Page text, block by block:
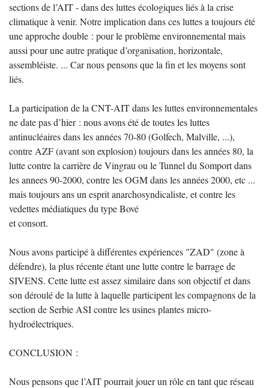
sections de l’AIT - dans des luttes écologiques liés à la crise
climatique à venir. Notre implication dans ces luttes a toujours été
une approche double : pour le problème environnemental mais
aussi pour une autre pratique d’organisation, horizontale,
assembléiste. ... Car nous pensons que la fin et les moyens sont
liés.
La participation de la CNT-AIT dans les luttes environnementales
ne date pas d’hier : nous avons été de toutes les luttes
antinucléaires dans les années 70-80 (Golfech, Malville, ...),
contre AZF (avant son explosion) toujours dans les années 80, la
lutte contre la carrière de Vingrau ou le Tunnel du Somport dans
les annees 90-2000, contre les OGM dans les années 2000, etc ...
mais toujours ans un esprit anarchosyndicaliste, et contre les
vedettes médiatiques du type Bové
et consort.
Nous avons participé à différentes expériences "ZAD" (zone à
défendre), la plus récente étant une lutte contre le barrage de
SIVENS. Cette lutte est assez similaire dans son objectif et dans
son déroulé de la lutte à laquelle participent les compagnons de la
section de Serbie ASI contre les usines plantes micro-
hydroélectriques.
CONCLUSION :
Nous pensons que l’AIT pourrait jouer un rôle en tant que réseau